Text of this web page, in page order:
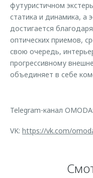
футуристичном
статика и динамика, а
достигается
оптических приемов,
свою очередь,
прогрессивному
объединяет в себе
Telegram-канал OMODA:
VK: https://vk.com/